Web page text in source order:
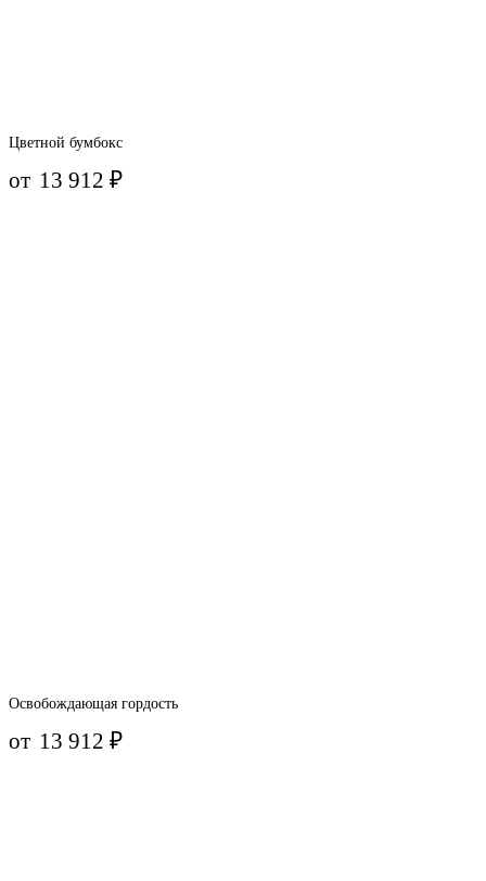
Цветной бумбокс
от 13 912₽
Освобождающая гордость
от 13 912₽